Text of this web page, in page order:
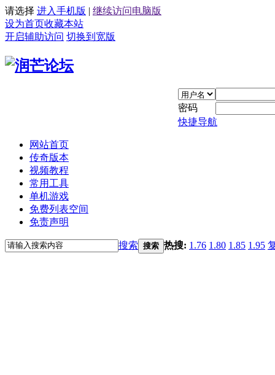
请选择 进入手机版 | 继续访问电脑版
设为首页收藏本站
开启辅助访问 切换到宽版
密码
快捷导航
网站首页
传奇版本
视频教程
常用工具
单机游戏
免费列表空间
免责声明
搜索 搜索 热搜: 1.76 1.80 1.85 1.95